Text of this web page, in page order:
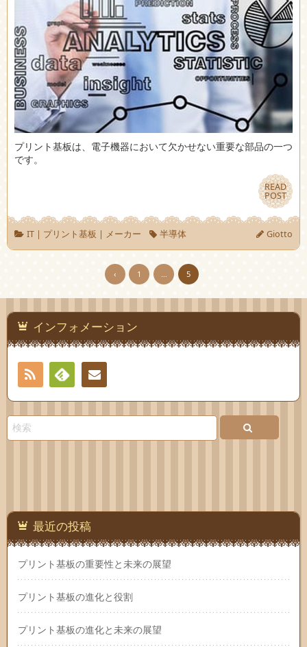
プリント基板は、電子機器において欠かせない重要な部品の一つ
です。
READ
POST
READ
POST
IT| プリント基板 | メーカー 半導体 Giotto
‹ 1 … 5
インフォメーション
RSS
Feedlyお問
最近の投稿
プリント基板の重要性と未来の展望
プリント基板の進化と役割
プリント基板の進化と未来の展望